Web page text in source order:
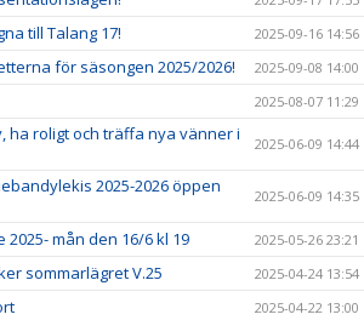
till Talang 17! 2025-09-16 14:56
för säsongen 2025/2026! 2025-09-08 14:00
2025-08-07 11:29
ha roligt och träffa nya vänner i
2025-06-09 14:44
2025-2026 öppen
2025-06-09 14:35
mån den 16/6 kl 19 2025-05-26 23:21
sommarlägret V.25 2025-04-24 13:54
2025-04-22 13:00